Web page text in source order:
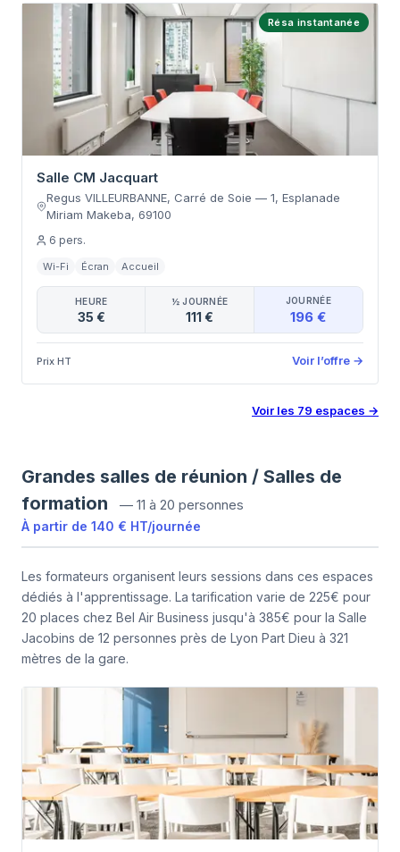
Résa instantanée
Salle CM Jacquart
Regus VILLEURBANNE, Carré de Soie — 1, Esplanade
Miriam Makeba, 69100
6 pers.
Wi-Fi Écran Accueil
HEURE
35 €
½ JOURNÉE
111 €
JOURNÉE
196 €
Prix HT Voir l’offre →
Voir les 79 espaces →
Grandes salles de réunion / Salles de
formation
— 11 à 20 personnes
À partir de 140 € HT/journée
Les formateurs organisent leurs sessions dans ces espaces
dédiés à l'apprentissage. La tarification varie de 225€ pour
20 places chez Bel Air Business jusqu'à 385€ pour la Salle
Jacobins de 12 personnes près de Lyon Part Dieu à 321
mètres de la gare.